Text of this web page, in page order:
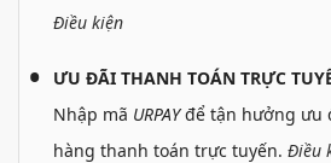
Điều kiện
ƯU ĐÃI THANH TOÁN TRỰC
Nhập mã URPAYđể tận hưởng ưu
hàng thanh toán trực tuyến. Điều